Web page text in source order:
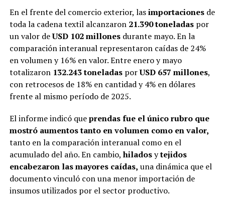
En el frente del comercio exterior, lasimportacionesde
toda la cadena textil alcanzaron 21.390 toneladaspor
un valor deUSD 102 millonesdurante mayo. En la
comparación interanual representaron caídas de 24%
en volumen y 16% en valor. Entre enero y mayo
totalizaron 132.243 toneladasporUSD 657 millones,
con retrocesos de 18% en cantidad y 4% en dólares
frente al mismo período de 2025.
El informe indicó queprendasfue el único rubro que
mostró aumentos tanto en volumen como en valor,
tanto en la comparación interanual como en el
acumulado del año. En cambio,hiladosytejidos
encabezaron las mayores caídas, una dinámica que el
documento vinculó con una menor importación de
insumos utilizados por el sector productivo.